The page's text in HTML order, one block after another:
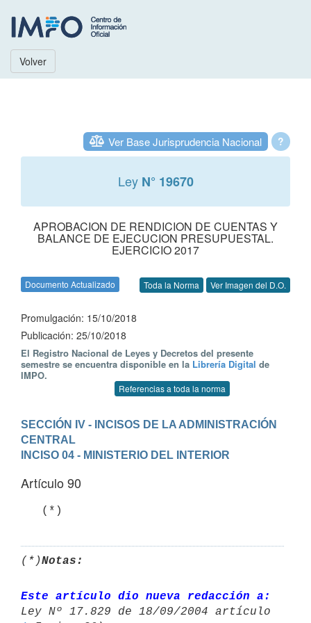
Volver
?
Ver Base Jurisprudencia Nacional
Ley N° 19670
APROBACION DE RENDICION DE CUENTAS Y
BALANCE DE EJECUCION PRESUPUESTAL.
EJERCICIO 2017
Documento Actualizado Toda la Norma Ver Imagen del D.O.
Promulgación: 15/10/2018
Publicación: 25/10/2018
El Registro Nacional de Leyes y Decretos del presente
semestre se encuentra disponible en la Librería Digital de
IMPO.
Referencias a toda la norma
SECCIÓN IV - INCISOS DE LA ADMINISTRACIÓN
CENTRAL
INCISO 04 - MINISTERIO DEL INTERIOR
Artículo 90
(*)Notas:
Este artículo dio nueva redacción a: